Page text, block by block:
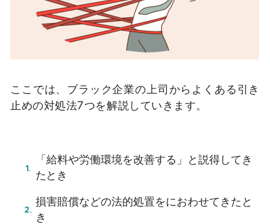
ここでは、ブラック企業の上司からよくある引き
止めの対処法7つを解説していきます。
「給料や労働環境を改善する」と説得してき
たとき
損害賠償などの法的処置をにおわせてきたと
き